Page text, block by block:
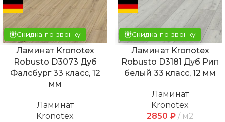
Скидка по звонку
Ламинат Kronotex
Robusto D3073 Дуб
Фалсбург 33 класс, 12
мм
Ламинат
Kronotex
Скидка по звонку
Ламинат Kronotex
Robusto D3181 Дуб Рип
белый 33 класс, 12 мм
Ламинат
Kronotex
2850 ₽ м2